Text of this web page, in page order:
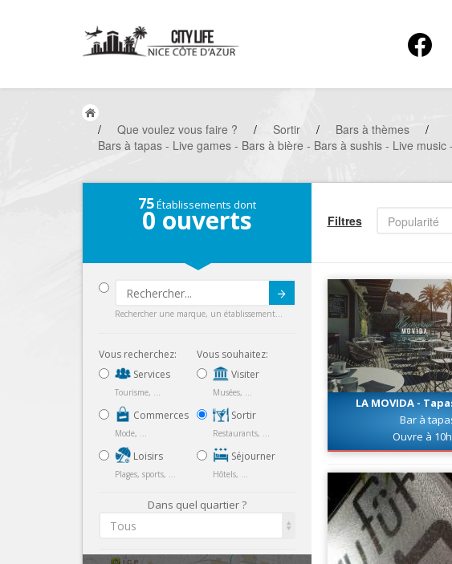
/ Que voulez vous faire ? / Sortir / Bars à thèmes
/
Bars à tapas - Live games - Bars à bière - Bars à sushis - Live
75Établissements dont
0 ouverts
Rechercher une marque, un établissement...
Vous recherchez:
Services
Tourisme, ...
Commerces
Mode, ...
Loisirs
Plages, sports, ...
Vous souhaitez:
Visiter
Musées, ...
Sortir
Restaurants, ...
Séjourner
Hôtels, ...
Dans quel quartier ?
Tous
Filtres Popularité
LA MOVIDA -
Bar à
Ouvre à